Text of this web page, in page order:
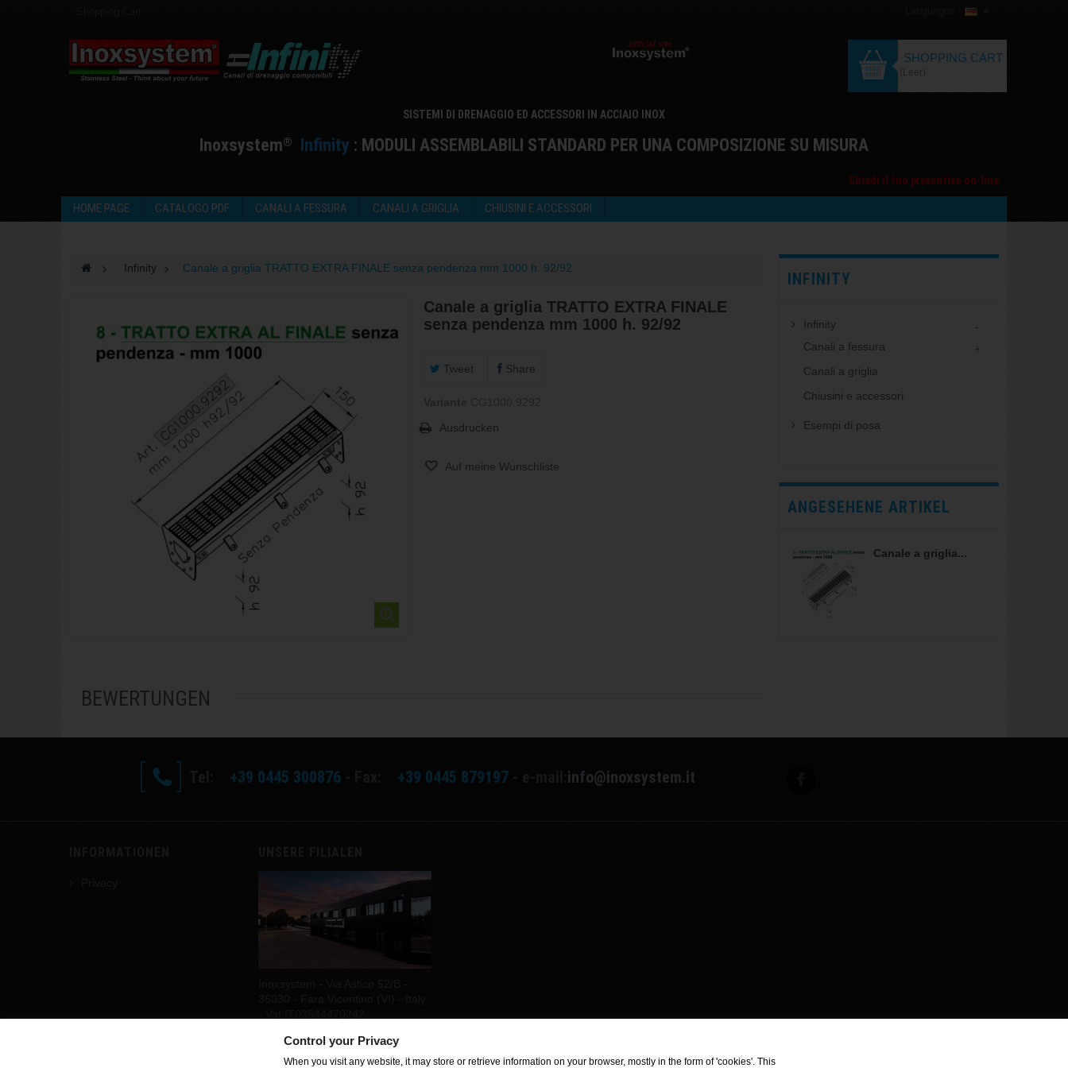
SHOPPING CART
SISTEMI DI DRENAGGIO ED ACCESSORI IN ACCIAIO INOX
Inoxsystem® Infinity : MODULI ASSEMBLABILI STANDARD PER UNA COMPOSIZIONE SU MISURA
Chiedi il tuo preventivo on-line
HOME PAGE CATALOGO PDF CANALI A FESSURA CANALI A GRIGLIA CHIUSINI E ACCESSORI
> Infinity > Canale a griglia TRATTO EXTRA FINALE senza pendenza mm 1000 h. 92/92
Canale a griglia TRATTO EXTRA FINALE
senza pendenza mm 1000 h. 92/92
Tweet Share
Ausdrucken
Auf meine Wunschliste
BEWERTUNGEN
INFINITY
Infinity
Canali a fessura
Canali a griglia
Chiusini e accessori
Esempi di posa
ANGESEHENE ARTIKEL
Canale a griglia...
+39 0445 300876 +39 0445 879197 info@inoxsystem.it
Hier finden Sie uns
Control your Privacy
When you visit any website, it may store or retrieve information on your browser, mostly in the form of 'cookies'. This